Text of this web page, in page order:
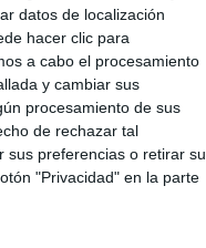
datos de localización
hacer clic para
a cabo el procesamiento
y cambiar sus
procesamiento de sus
de rechazar tal
sus preferencias o retirar su
"Privacidad" en la parte
TOTAL
13